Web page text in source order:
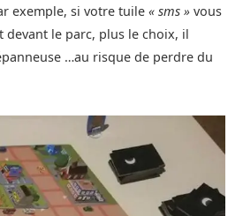
exemple, si votre tuile « sms » vous
devant le parc, plus le choix, il
…au risque de perdre du